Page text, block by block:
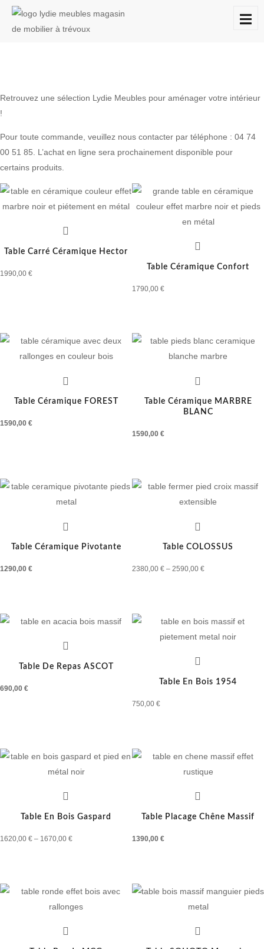
LES TABLES
Retrouvez une sélection Lydie Meubles pour aménager votre intérieur
!
Pour toute commande, veuillez nous contacter par téléphone : 04 74
00 51 85 . L’achat en ligne sera prochainement disponible pour
certains produits.
Table Carré Céramique Hector
1990,00 €
Table Céramique Confort
1790,00 €
Table Céramique FOREST
1590,00 €
Table Céramique MARBRE
BLANC
1590,00 €
Table Céramique Pivotante
1290,00 €
Table COLOSSUS
2380,00 € – 2590,00 €
Table De Repas ASCOT
690,00 €
Table En Bois 1954
750,00 €
Table En Bois Gaspard
1620,00 € – 1670,00 €
Table Placage Chêne Massif
1390,00 €